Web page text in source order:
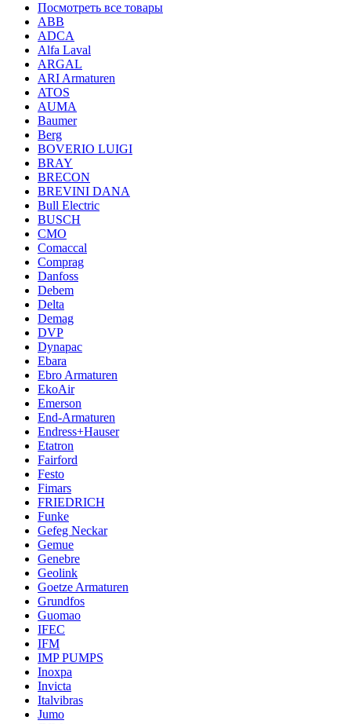
Посмотреть все товары
ABB
ADCA
Alfa Laval
ARGAL
ARI Armaturen
ATOS
AUMA
Baumer
Berg
BOVERIO LUIGI
BRAY
BRECON
BREVINI DANA
Bull Electric
BUSCH
CMO
Comaccal
Comprag
Danfoss
Debem
Delta
Demag
DVP
Dynapac
Ebara
Ebro Armaturen
EkoAir
Emerson
End-Armaturen
Endress+Hauser
Etatron
Fairford
Festo
Fimars
FRIEDRICH
Funke
Gefeg Neckar
Gemue
Genebre
Geolink
Goetze Armaturen
Grundfos
Guomao
IFEC
IFM
IMP PUMPS
Inoxpa
Invicta
Italvibras
Jumo